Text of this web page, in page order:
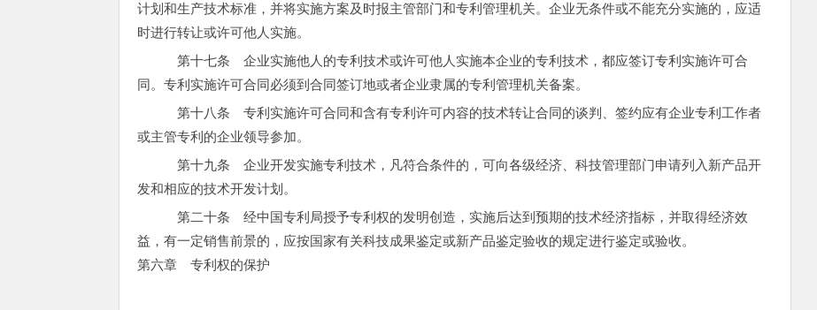
计划和生产技术标准，并将实施方案及时报主管部门和专利管理机关。企业无条件或不能充分实施的，应适
时进行转让或许可他人实施。
第十七条 企业实施他人的专利技术或许可他人实施本企业的专利技术，都应签订专利实施许可合
同。专利实施许可合同必须到合同签订地或者企业隶属的专利管理机关备案。
第十八条 专利实施许可合同和含有专利许可内容的技术转让合同的谈判、签约应有企业专利工作者
或主管专利的企业领导参加。
第十九条 企业开发实施专利技术，凡符合条件的，可向各级经济、科技管理部门申请列入新产品开
发和相应的技术开发计划。
第二十条 经中国专利局授予专利权的发明创造，实施后达到预期的技术经济指标，并取得经济效
益，有一定销售前景的，应按国家有关科技成果鉴定或新产品鉴定验收的规定进行鉴定或验收。
第六章 专利权的保护